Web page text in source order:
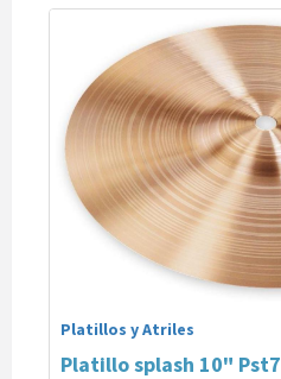
Platillos y Atriles
Platillo splash 10" Pst7